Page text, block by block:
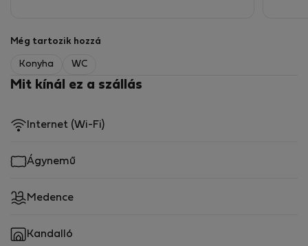
Még tartozik hozzá
Konyha WC
Mit kínál ez a szállás
Internet (Wi-Fi)
Ágynemű
Medence
Kandalló